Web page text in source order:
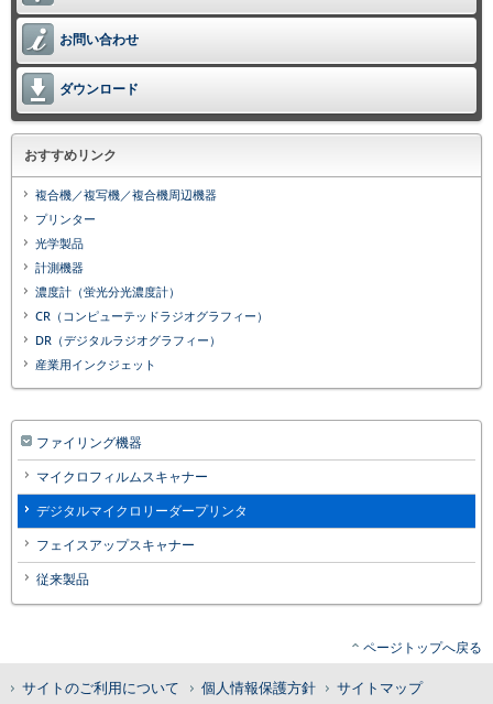
お問い合わせ
ダウンロード
おすすめリンク
複合機／複写機／複合機周辺機器
プリンター
光学製品
計測機器
濃度計（蛍光分光濃度計）
CR（コンピューテッドラジオグラフィー）
DR（デジタルラジオグラフィー）
産業用インクジェット
ファイリング機器
マイクロフィルムスキャナー
デジタルマイクロリーダープリンタ
フェイスアップスキャナー
従来製品
ページトップへ戻る
サイトのご利用について 個人情報保護方針 サイトマップ